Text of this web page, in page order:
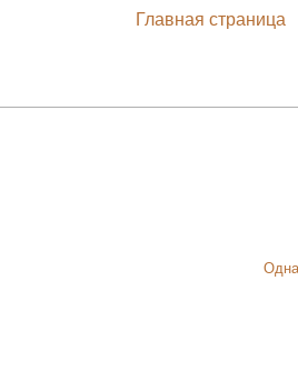
Главная страница